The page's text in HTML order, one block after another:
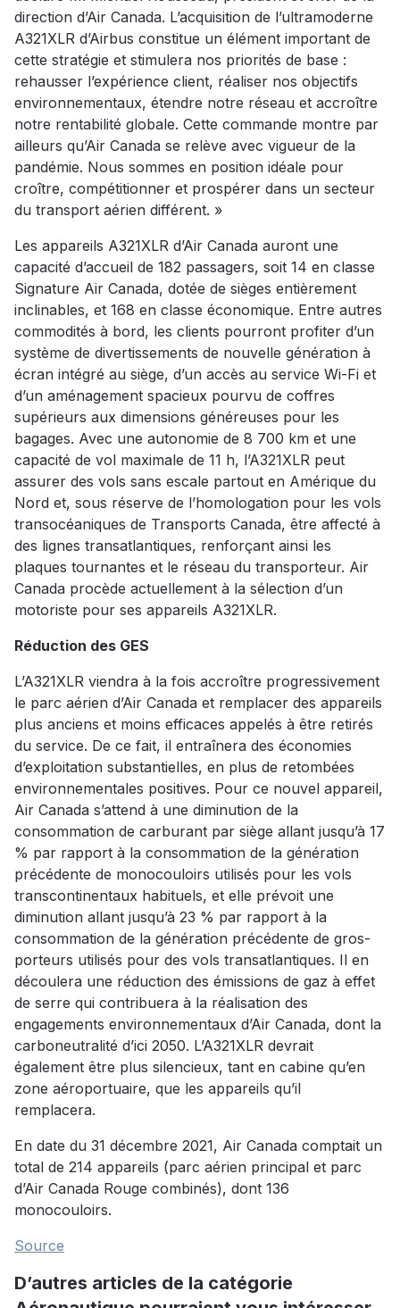
direction d’Air Canada. L’acquisition de l’ultramoderne
A321XLR d’Airbus constitue un élément important de
cette stratégie et stimulera nos priorités de base :
rehausser l’expérience client, réaliser nos objectifs
environnementaux, étendre notre réseau et accroître
notre rentabilité globale. Cette commande montre par
ailleurs qu’Air Canada se relève avec vigueur de la
pandémie. Nous sommes en position idéale pour
croître, compétitionner et prospérer dans un secteur
du transport aérien différent. »
Les appareils A321XLR d’Air Canada auront une
capacité d’accueil de 182 passagers, soit 14 en classe
Signature Air Canada, dotée de sièges entièrement
inclinables, et 168 en classe économique. Entre autres
commodités à bord, les clients pourront profiter d’un
système de divertissements de nouvelle génération à
écran intégré au siège, d’un accès au service Wi-Fi et
d’un aménagement spacieux pourvu de coffres
supérieurs aux dimensions généreuses pour les
bagages. Avec une autonomie de 8 700 km et une
capacité de vol maximale de 11 h, l’A321XLR peut
assurer des vols sans escale partout en Amérique du
Nord et, sous réserve de l’homologation pour les vols
transocéaniques de Transports Canada, être affecté à
des lignes transatlantiques, renforçant ainsi les
plaques tournantes et le réseau du transporteur. Air
Canada procède actuellement à la sélection d’un
motoriste pour ses appareils A321XLR.
Réduction des GES
L’A321XLR viendra à la fois accroître progressivement
le parc aérien d’Air Canada et remplacer des appareils
plus anciens et moins efficaces appelés à être retirés
du service. De ce fait, il entraînera des économies
d’exploitation substantielles, en plus de retombées
environnementales positives. Pour ce nouvel appareil,
Air Canada s’attend à une diminution de la
consommation de carburant par siège allant jusqu’à 17
% par rapport à la consommation de la génération
précédente de monocouloirs utilisés pour les vols
transcontinentaux habituels, et elle prévoit une
diminution allant jusqu’à 23 % par rapport à la
consommation de la génération précédente de gros-
porteurs utilisés pour des vols transatlantiques. Il en
découlera une réduction des émissions de gaz à effet
de serre qui contribuera à la réalisation des
engagements environnementaux d’Air Canada, dont la
carboneutralité d’ici 2050. L’A321XLR devrait
également être plus silencieux, tant en cabine qu’en
zone aéroportuaire, que les appareils qu’il
remplacera.
En date du 31 décembre 2021, Air Canada comptait un
total de 214 appareils (parc aérien principal et parc
d’Air Canada Rouge combinés), dont 136
monocouloirs.
Source
D’autres articles de la catégorie